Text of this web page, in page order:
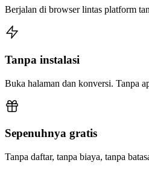
Berjalan di browser lintas platform
Tanpa instalasi
Buka halaman dan konversi. Tanpa
Sepenuhnya gratis
Tanpa daftar, tanpa biaya, tanpa